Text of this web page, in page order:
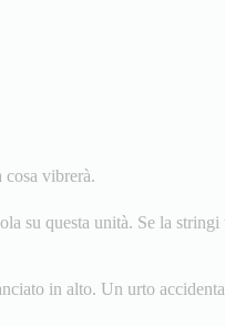
cosa vibrerà.
su questa unità. Se la
in alto. Un urto